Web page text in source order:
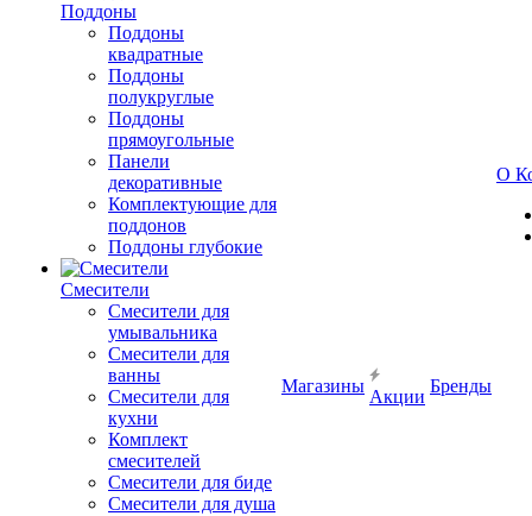
Поддоны
Поддоны
квадратные
Поддоны
полукруглые
Поддоны
прямоугольные
Панели
декоративные
Комплектующие для
поддонов
Поддоны глубокие
Смесители
Смесители для
умывальника
Смесители для
ванны
Смесители для
кухни
Комплект
смесителей
Смесители для биде
Смесители для душа
Магазины
Акции
Бренды
О